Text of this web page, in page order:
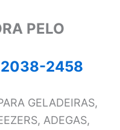
PELO
2038-2458
GELADEIRAS,
ADEGAS,